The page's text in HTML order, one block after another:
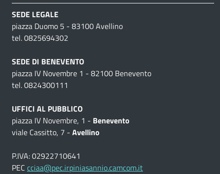
SEDE LEGALE
piazza Duomo 5 - 83100 Avellino
tel. 0825694302
SEDE DI BENEVENTO
piazza IV Novembre 1 - 82100 Benevento
tel. 0824300111
UFFICI AL PUBBLICO
piazza IV Novembre, 1 - Benevento
viale Cassitto, 7 - Avellino
P.IVA: 02922710641
PEC cciaa@pec.irpiniasannio.camcom.it